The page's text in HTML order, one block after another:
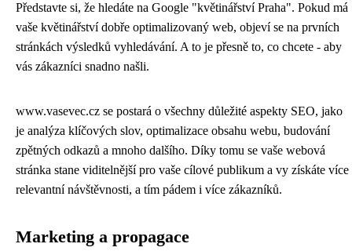
Představte si, že hledáte na Google "květinářství Praha". Pokud má
vaše květinářství dobře optimalizovaný web, objeví se na prvních
stránkách výsledků vyhledávání. A to je přesně to, co chcete - aby
vás zákazníci snadno našli.
www.vasevec.cz se postará o všechny důležité aspekty SEO, jako
je analýza klíčových slov, optimalizace obsahu webu, budování
zpětných odkazů a mnoho dalšího. Díky tomu se vaše webová
stránka stane viditelnější pro vaše cílové publikum a vy získáte více
relevantní návštěvnosti, a tím pádem i více zákazníků.
Marketing a propagace